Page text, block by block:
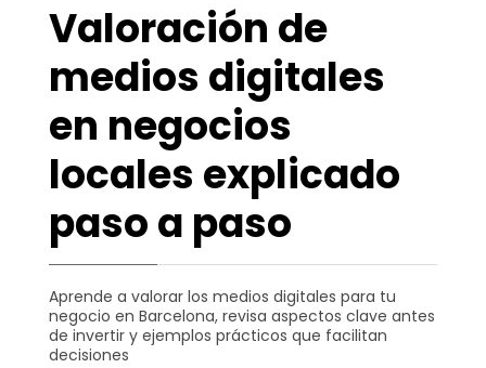
Valoración de
medios digitales
en negocios
locales explicado
paso a paso
Aprende a valorar los medios digitales para tu
negocio en Barcelona, revisa aspectos clave antes
de invertir y ejemplos prácticos que facilitan
decisiones